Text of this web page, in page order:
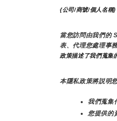
{公司/商號/個人名稱
當您訪問由我們的
表、代理您處理事
政策描述了我們蒐集
本隱私政策將説明
我們蒐集
您提供的